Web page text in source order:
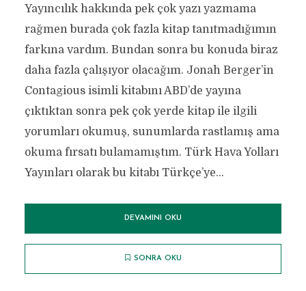
Yayıncılık hakkında pek çok yazı yazmama
rağmen burada çok fazla kitap tanıtmadığımın
farkına vardım. Bundan sonra bu konuda biraz
daha fazla çalışıyor olacağım. Jonah Berger’in
Contagious isimli kitabını ABD’de yayına
çıktıktan sonra pek çok yerde kitap ile ilgili
yorumları okumuş, sunumlarda rastlamış ama
okuma fırsatı bulamamıştım. Türk Hava Yolları
Yayınları olarak bu kitabı Türkçe’ye...
DEVAMINI OKU
SONRA OKU